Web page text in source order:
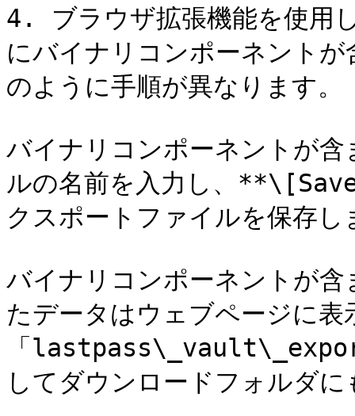
4. ブラウザ拡張機能を使用
にバイナリコンポーネント
のように手順が異なります。
バイナリコンポーネントが
ルの名前を入力し、
クスポートファイルを保存し
バイナリコンポーネントが
たデータはウェブページに表
「
してダウンロードフォルダ